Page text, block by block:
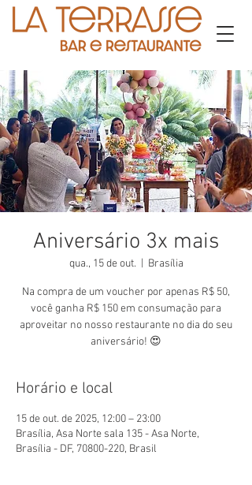
Aniversário 3x mais
qua., 15 de out. Brasília
Na compra de um voucher por apenas R$ 50,
você ganha R$ 150 em consumação para
aproveitar no nosso restaurante no dia do seu
aniversário! 😍
Horário e local
15 de out. de 2025, 12:00 – 23:00
Brasília, Asa Norte sala 135 - Asa Norte,
Brasília - DF, 70800-220, Brasil